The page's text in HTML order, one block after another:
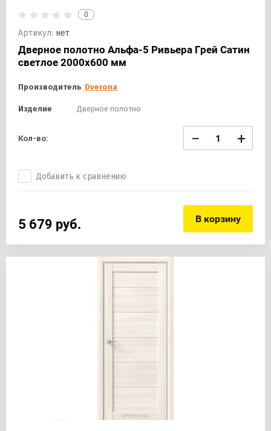
0
Артикул: нет
Дверное полотно Альфа-5 Ривьера Грей Сатин
светлое 2000х600 мм
Производитель Dverona
Изделие Дверное полотно
Кол-во: − +
Добавить к сравнению
5 679 руб. В корзину